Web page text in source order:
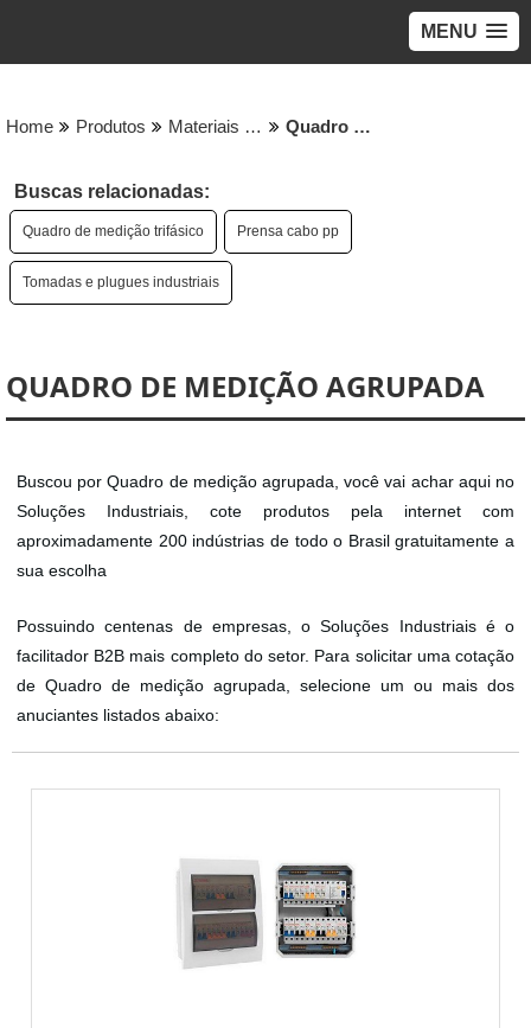
MENU
Home Produtos Materiais eletricos - Categoria Quadro de medição agrupada
Buscas relacionadas:
Quadro de medição trifásico Prensa cabo pp
Tomadas e plugues industriais
QUADRO DE MEDIÇÃO AGRUPADA
Buscou por Quadro de medição agrupada, você vai achar aqui no
Soluções Industriais, cote produtos pela internet com
aproximadamente 200 indústrias de todo o Brasil gratuitamente a
sua escolha
Possuindo centenas de empresas, o Soluções Industriais é o
facilitador B2B mais completo do setor. Para solicitar uma cotação
de Quadro de medição agrupada, selecione um ou mais dos
anuciantes listados abaixo: